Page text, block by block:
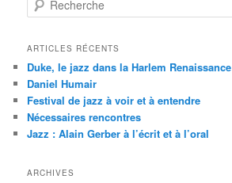
e
h
r
c
h
e
ARTICLES RÉCENTS
Duke, le jazz dans la Harlem Renaissance
Daniel Humair
Festival de jazz à voir et à entendre
Nécessaires rencontres
Jazz : Alain Gerber à l’écrit et à l’oral
ARCHIVES